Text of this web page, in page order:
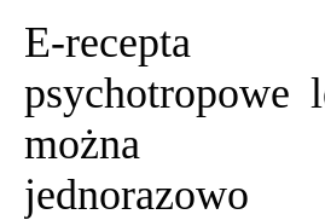
E-
można
jednorazowo